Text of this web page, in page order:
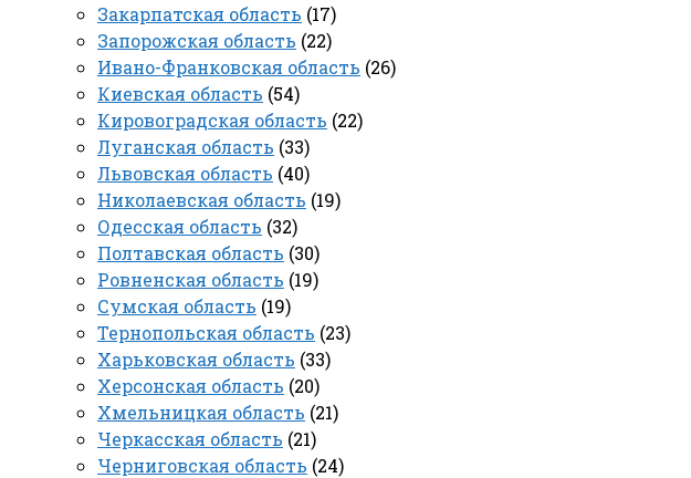
Закарпатская область (17)
Запорожская область (22)
Ивано-Франковская область (26)
Киевская область (54)
Кировоградская область (22)
Луганская область (33)
Львовская область (40)
Николаевская область (19)
Одесская область (32)
Полтавская область (30)
Ровненская область (19)
Сумская область (19)
Тернопольская область (23)
Харьковская область (33)
Херсонская область (20)
Хмельницкая область (21)
Черкасская область (21)
Черниговская область (24)